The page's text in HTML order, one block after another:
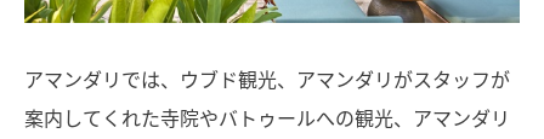
アマンダリでは、ウブド観光、アマンダリがスタッフが
案内してくれた寺院やバトゥールへの観光、アマンダリ